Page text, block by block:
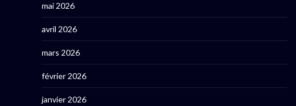
mai 2026
avril 2026
mars 2026
février 2026
janvier 2026